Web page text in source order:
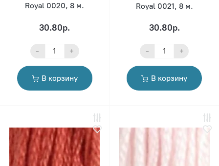
Royal 0020, 8 м.
30.80р.
- +
В корзину
Royal 0021, 8 м.
30.80р.
- +
В корзину